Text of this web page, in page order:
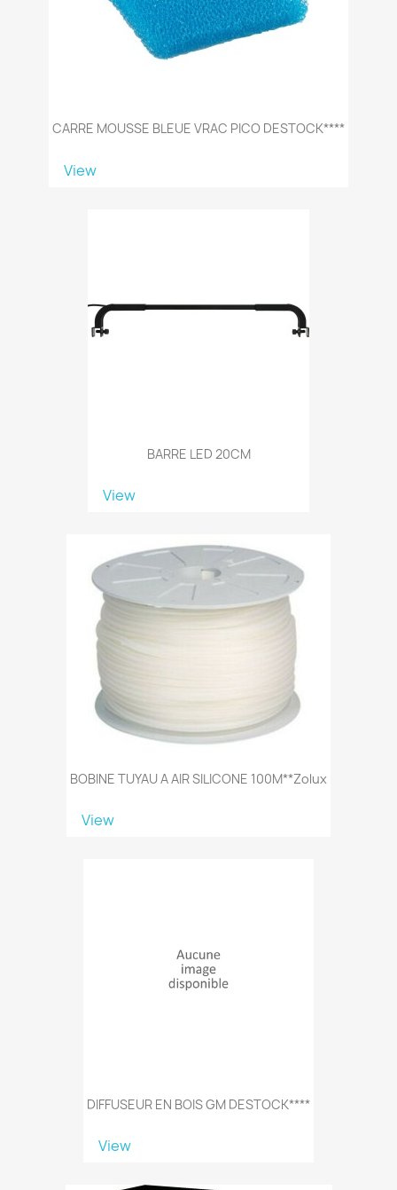
CARRE MOUSSE BLEUE VRAC PICO DESTOCK****
View
BARRE LED 20CM
View
BOBINE TUYAU A AIR SILICONE 100M**Zolux
View
DIFFUSEUR EN BOIS GM DESTOCK****
View